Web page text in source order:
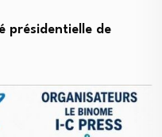
présidentielle de